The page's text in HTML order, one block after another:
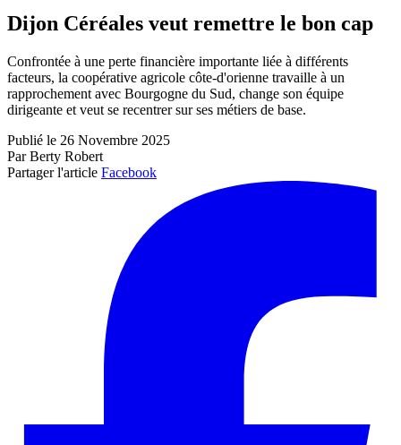
Dijon Céréales veut remettre le bon cap
Confrontée à une perte financière importante liée à différents
facteurs, la coopérative agricole côte-d'orienne travaille à un
rapprochement avec Bourgogne du Sud, change son équipe
dirigeante et veut se recentrer sur ses métiers de base.
Publié le 26 Novembre 2025
Par Berty Robert
Partager l'article Facebook